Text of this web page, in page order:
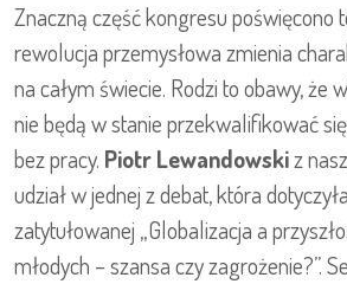
Znaczną część kongresu poświęcono
rewolucja przemysłowa zmienia
na całym świecie. Rodzi to obawy, że
nie będą w stanie przekwalifikować
bez pracy. Piotr Lewandowskiz
udział w jednej z debat, która
zatytułowanej „Globalizacja a
młodych – szansa czy zagrożenie?”.